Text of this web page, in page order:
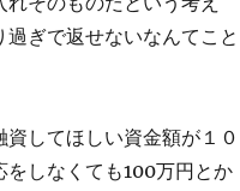
ぎで返せないなんてこと
してほしい資金額が１０
しなくても100万円とか